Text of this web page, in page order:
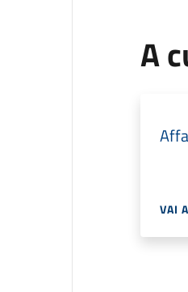
A
VAI